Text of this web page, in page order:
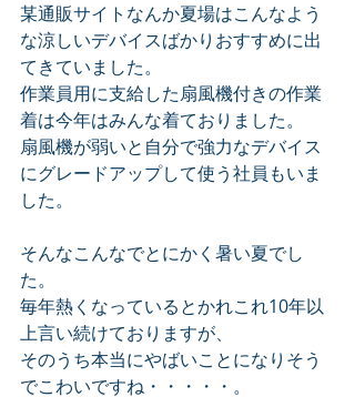
某通販サイトなんか夏場はこんなよう
な涼しいデバイスばかりおすすめに出
てきていました。
作業員用に支給した扇風機付きの作業
着は今年はみんな着ておりました。
扇風機が弱いと自分で強力なデバイス
にグレードアップして使う社員もいま
した。
そんなこんなでとにかく暑い夏でし
た。
毎年熱くなっているとかれこれ10年以
上言い続けておりますが、
そのうち本当にやばいことになりそう
でこわいですね・・・・・。